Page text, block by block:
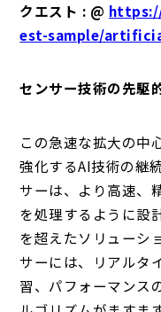
クエスト : @
est-sample/
センサー技術の先駆
この急速な拡大の中
強化するAI技術の継
サーは、より高速、
を処理するように設
を超えたソリューシ
サーには、リアルタ
習、パフォーマンス